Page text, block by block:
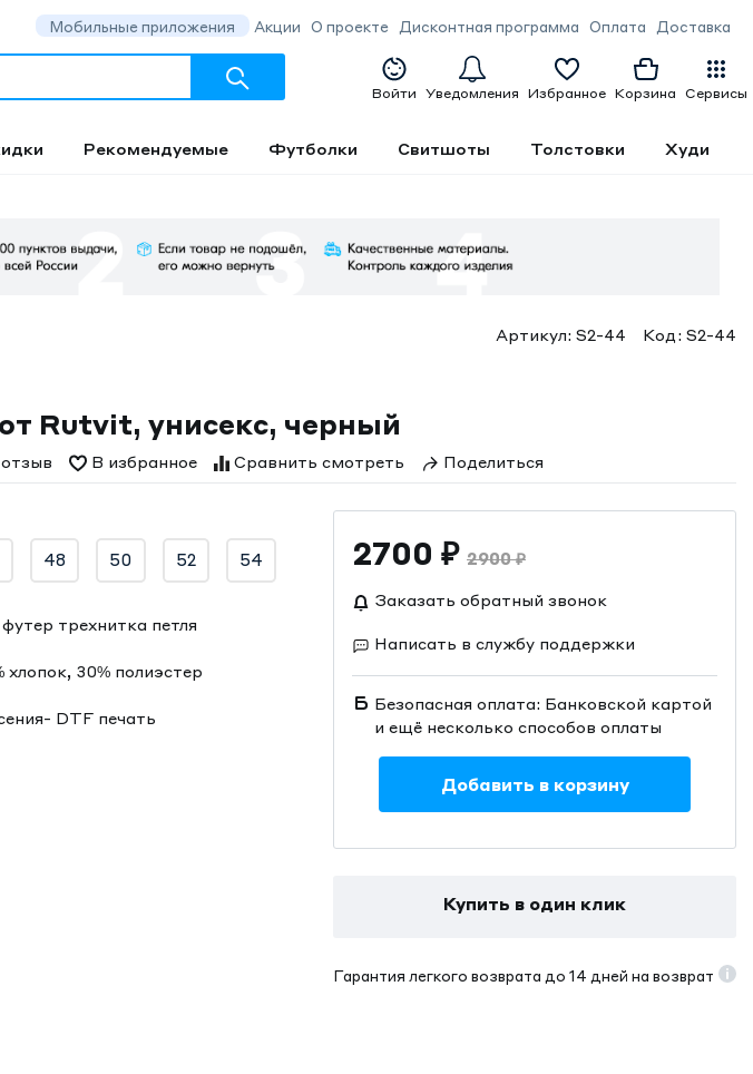
Мобильные приложения Акции О проекте Дисконтная программа Оплата Доставка
Войти Уведомления Избранное Корзина Сервисы
Рекомендуемые Футболки Свитшоты Толстовки Худи
Артикул: S2-44 Код: S2-44
Rutvit, унисекс, черный
отзыв В избранное Сравнить смотреть Поделиться
48 50 52 54
трехнитка петля
30% полиэстер
DTF печать
2700 ₽ 2900₽
Заказать обратный звонок
Написать в службу поддержки
Безопасная оплата: Банковской картой
и ещё несколько способов оплаты
Добавить в корзину
Купить в один клик
Гарантия легкого возврата до 14 дней на возврат